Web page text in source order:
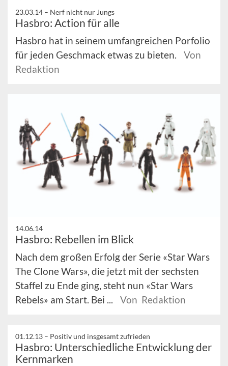
23.03.14 – Nerf nicht nur Jungs
Hasbro: Action für alle
Hasbro hat in seinem umfangreichen Porfolio
für jeden Geschmack etwas zu bieten.
Von
Redaktion
14.06.14
Hasbro: Rebellen im Blick
Nach dem großen Erfolg der Serie «Star Wars
The Clone Wars», die jetzt mit der sechsten
Staffel zu Ende ging, steht nun «Star Wars
Rebels» am Start. Bei ...
Von Redaktion
01.12.13 – Positiv und insgesamt zufrieden
Hasbro: Unterschiedliche Entwicklung der
Kernmarken